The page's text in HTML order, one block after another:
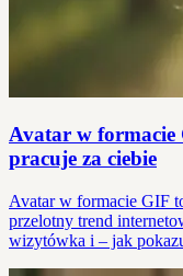
Avatar w
pracuje za ciebie
Avatar w formacie GIF
przelotny trend
wizytówka i – jak